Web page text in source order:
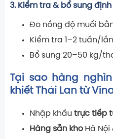
3. Kiểm tra & bổ sung định
Đo nồng độ muối
Kiểm tra 1–2 tuần/lần
Bổ sung 20–50 kg/
Tại sao hàng
khiết Thái Lan từ
Nhập khẩu trực tiếp
Hàng sẵn khoHà Nội